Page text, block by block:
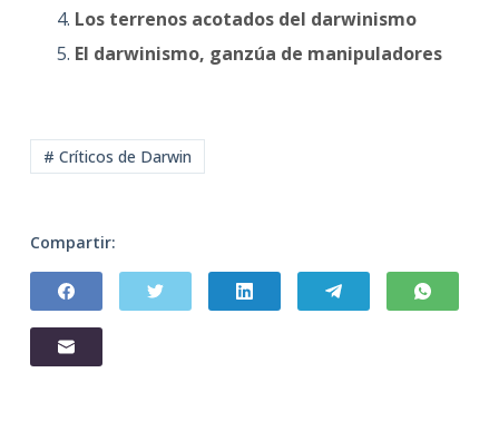
Los terrenos acotados del darwinismo
El darwinismo, ganzúa de manipuladores
# Críticos de Darwin
Compartir: